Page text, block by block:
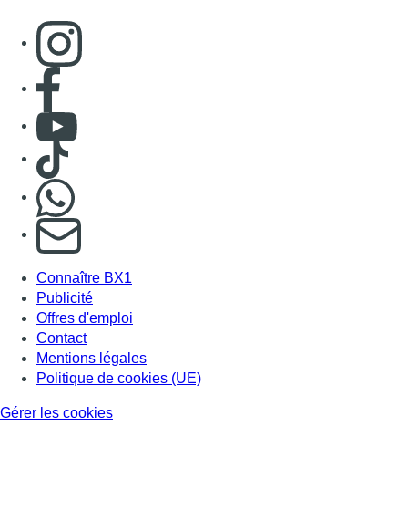
Consulter page Instagram
Consulter page Facebook
Consulter Youtube
Consulter TikTok
S'abonner à notre newsletter
Connaître BX1
Publicité
Offres d'emploi
Contact
Mentions légales
Politique de cookies (UE)
Gérer les cookies